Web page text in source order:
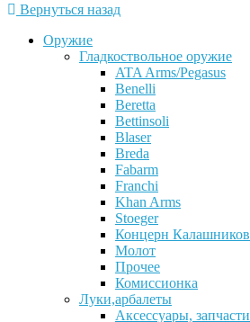
Вернуться назад
Оружие
Гладкоствольное оружие
ATA Arms/Pegasus
Benelli
Beretta
Bettinsoli
Blaser
Breda
Fabarm
Franchi
Khan Arms
Stoeger
Концерн Калашников
Молот
Прочее
Комиссионка
Луки,арбалеты
Аксессуары, запчасти